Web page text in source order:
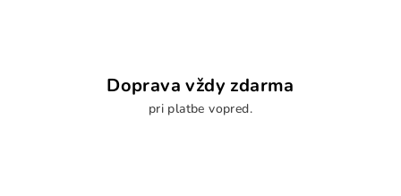
Doprava vždy zdarma
pri platbe vopred.